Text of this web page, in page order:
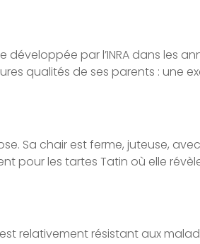
par l’INRA dans les
qualités de ses parents : une
Sa chair est ferme, juteuse,
pour les tartes Tatin où elle
relativement résistant aux